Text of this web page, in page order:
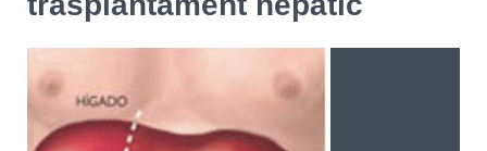
Agenda
Español
CERCAR